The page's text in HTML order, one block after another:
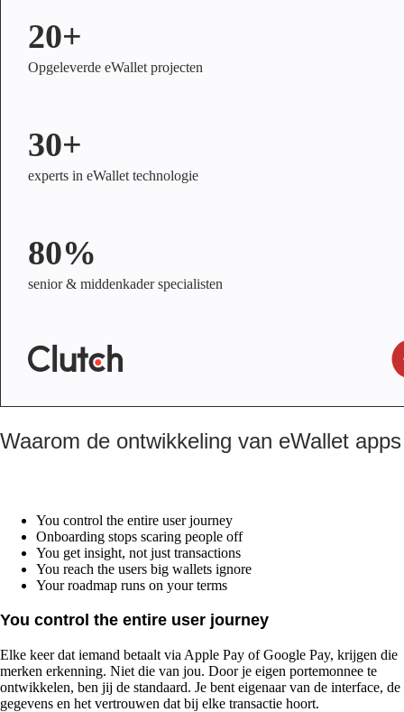
20+
Opgeleverde eWallet projecten
30+
experts in eWallet technologie
80%
senior & middenkader specialisten
Waarom de ontwikkeling van eWallet
You control the entire user journey
Onboarding stops scaring people off
You get insight, not just transactions
You reach the users big wallets ignore
Your roadmap runs on your terms
You control the entire user journey
Elke keer dat iemand betaalt via Apple Pay of Google Pay, krijgen die
merken erkenning. Niet die van jou. Door je eigen portemonnee te
ontwikkelen, ben jij de standaard. Je bent eigenaar van de interface, de
gegevens en het vertrouwen dat bij elke transactie hoort.